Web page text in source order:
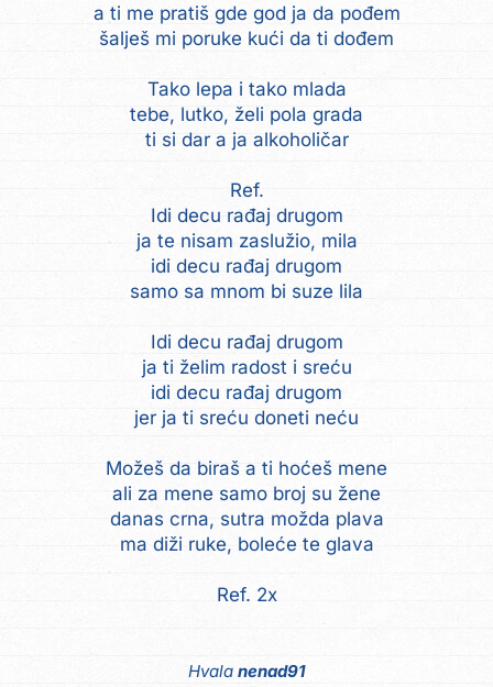
a ti me pratiš gde god ja da pođem
šalješ mi poruke kući da ti dođem
Tako lepa i tako mlada
tebe, lutko, želi pola grada
ti si dar a ja alkoholičar
Ref.
Idi decu rađaj drugom
ja te nisam zaslužio, mila
idi decu rađaj drugom
samo sa mnom bi suze lila
Idi decu rađaj drugom
ja ti želim radost i sreću
idi decu rađaj drugom
jer ja ti sreću doneti neću
Možeš da biraš a ti hoćeš mene
ali za mene samo broj su žene
danas crna, sutra možda plava
ma diži ruke, boleće te glava
Ref. 2x
Hvala nenad91